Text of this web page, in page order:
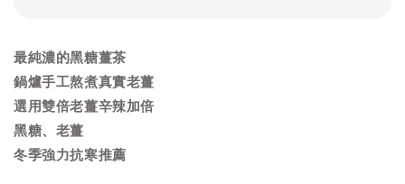
最純濃的黑糖薑茶
鍋爐手工熬煮真實老薑
選用雙倍老薑辛辣加倍
黑糖、老薑
冬季強力抗寒推薦